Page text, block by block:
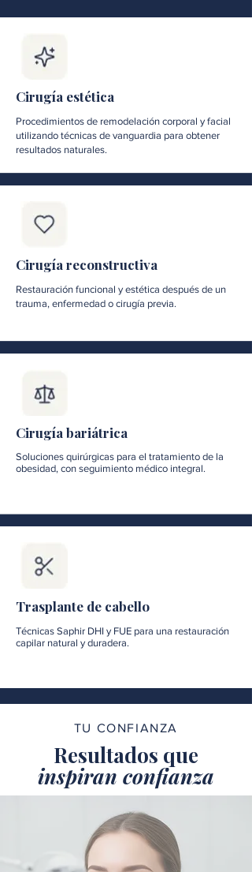
Cirugía estética
Procedimientos de remodelación corporal y facial
utilizando técnicas de vanguardia para obtener
resultados naturales.
Cirugía reconstructiva
Restauración funcional y estética después de un
trauma, enfermedad o cirugía previa.
Cirugía bariátrica
Soluciones quirúrgicas para el tratamiento de la
obesidad, con seguimiento médico integral.
Trasplante de cabello
Técnicas Saphir DHI y FUE para una restauración
capilar natural y duradera.
TU CONFIANZA
Resultados que
inspiran confianza